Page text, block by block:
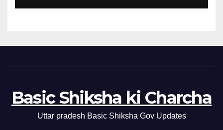
Basic Shiksha ki Charcha
Uttar pradesh Basic Shiksha Gov Updates